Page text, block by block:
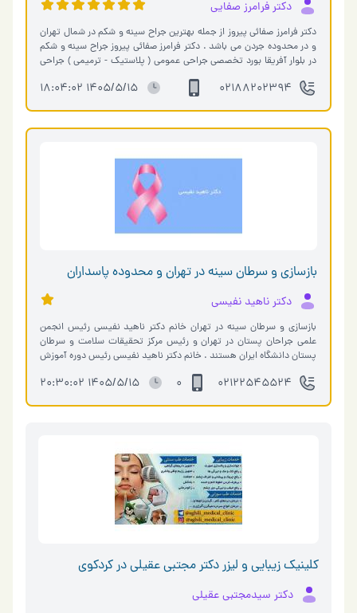
دکتر فرامرز صفایی
دکتر فرامرز صفائی پیروز از جمله بهترین جراح سینه و شکم در شمال تهران
و در محدوده جردن می باشد . دکتر فرامرز صفائی پیروز جراح سینه و شکم
در بلوار آفریقا بورد تخصصی جراحی عمومی ( پلاستیک - ترمیمی ) جراحی
02188202394
1405/5/15 18:04:02
بازسازی و سرطان سینه در تهران و محدوده پاسداران
دکتر ناهید نفیسی
بازسازی و سرطان سینه در تهران خانم دکتر ناهید نفیسی رئیس انجمن
علمی جراحان پستان در تهران و رئیس مرکز تحقیقات سلامت و سرطان
پستان دانشگاه ایران هستند . خانم دکتر ناهید نفیسی رئیس دوره آموزش
02122545524
0
1405/5/15 20:30:02
کلینیک زیبایی و لیزر دکتر مجتبی عقیلی در کردکوی
دکتر سیدمجتبی عقیلی